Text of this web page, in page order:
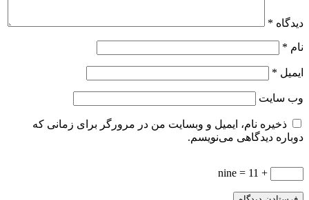
دیدگاه *
نام *
ایمیل *
وب‌ سایت
ذخیره نام، ایمیل و وبسایت من در مرورگر برای زمانی که
دوباره دیدگاهی می‌نویسم.
+ nine = 11